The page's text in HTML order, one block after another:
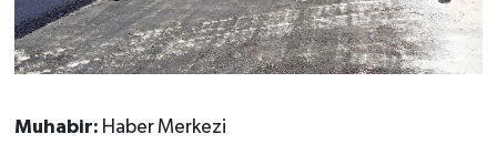
Muhabir: Haber Merkezi